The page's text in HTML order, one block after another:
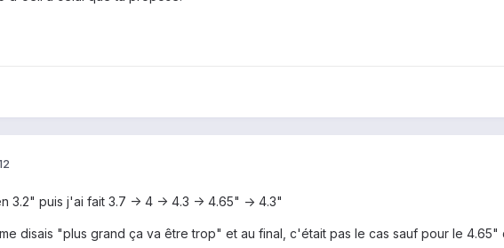
3.2" puis j'ai fait 3.7 -> 4 -> 4.3 -> 4.65" -> 4.3"
disais "plus grand ça va être trop" et au final, c'était pas le cas sauf pour le 4.65"